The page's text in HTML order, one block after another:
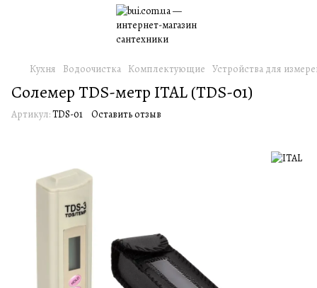
Кухня Водоочистка Комплектующие Устройства для
Солемер TDS-метр ITAL (TDS-01)
Артикул:TDS-01 Оставить отзыв